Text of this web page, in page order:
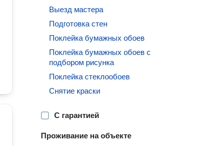
Выезд мастера
Подготовка стен
Поклейка бумажных обоев
Поклейка бумажных обоев с
подбором рисунка
Поклейка стеклообоев
Снятие краски
С гарантией
Проживание на объекте